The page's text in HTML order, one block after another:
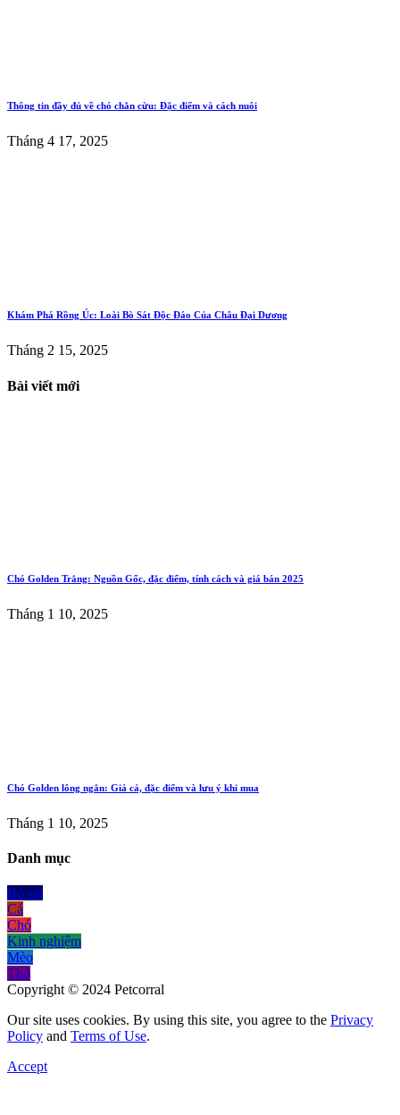
Thông tin đầy đủ về chó chăn cừu: Đặc điểm và cách nuôi
Tháng 4 17, 2025
Khám Phá Rồng Úc: Loài Bò Sát Độc Đáo Của Châu Đại Dương
Tháng 2 15, 2025
Bài viết mới
Chó Golden Trắng: Nguồn Gốc, đặc điểm, tính cách và giá bán 2025
Tháng 1 10, 2025
Chó Golden lông ngắn: Giá cả, đặc điểm và lưu ý khi mua
Tháng 1 10, 2025
Danh mục
Bò sát
Cá
Chó
Kinh nghiệm
Mèo
Thỏ
Copyright © 2024 Petcorral
Our site uses cookies. By using this site, you agree to the Privacy
Policy and Terms of Use.
Accept